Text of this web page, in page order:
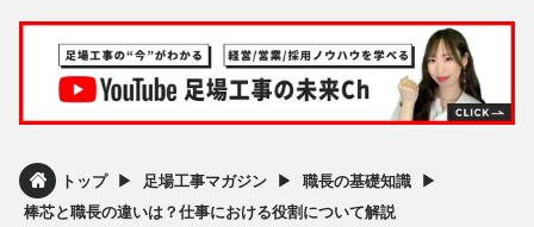
トップ ▶︎ 足場工事マガジン ▶︎ 職長の基礎知識 ▶︎
棒芯と職長の違いは？仕事における役割について解説